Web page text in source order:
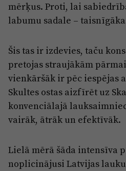
mērķus. Proti, lai
labumu sadale –
Šis tas ir izdevies, taču
pretojas straujākām
vienkāršāk ir pēc iespējas
Skultes ostas aizfīrēt uz
konvenciālajā
vairāk, ātrāk un efektīvāk.
Lielā mērā šāda intensīva
noplicinājusi Latvijas